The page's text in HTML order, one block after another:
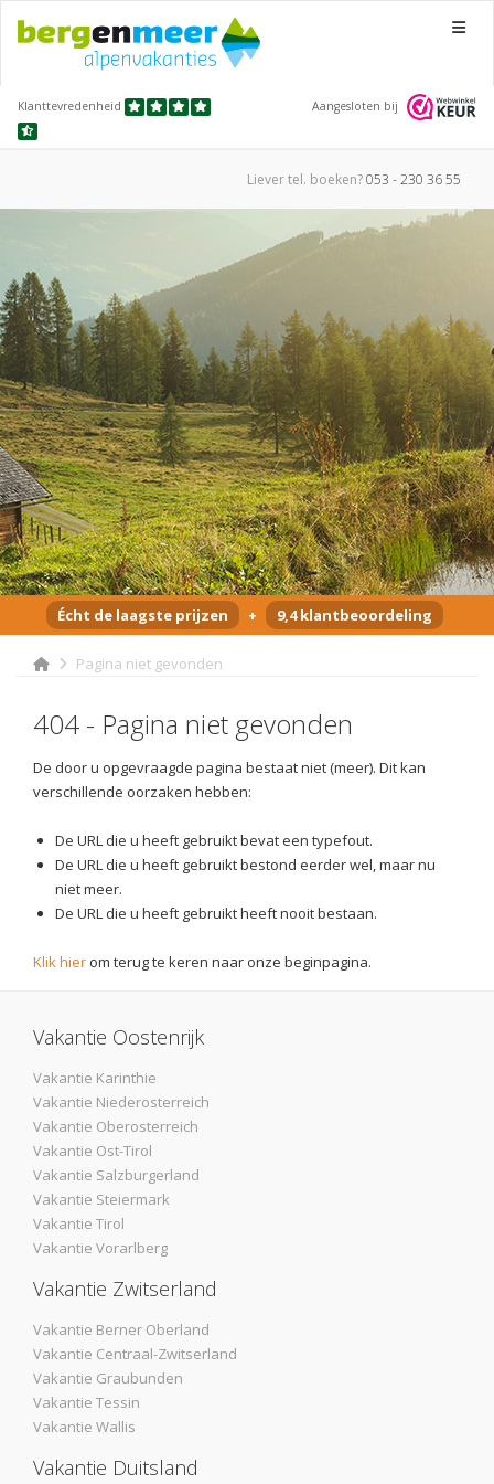
Menu
Klanttevredenheid Aangesloten bij
Liever tel. boeken?053 - 230 36 55
Écht de laagste prijzen + 9,4 klantbeoordeling
Pagina niet gevonden
404 - Pagina niet gevonden
De door u opgevraagde pagina bestaat niet (meer). Dit kan
verschillende oorzaken hebben:
De URL die u heeft gebruikt bevat een typefout.
De URL die u heeft gebruikt bestond eerder wel, maar nu
niet meer.
De URL die u heeft gebruikt heeft nooit bestaan.
Klik hier om terug te keren naar onze beginpagina.
Vakantie Oostenrijk
Vakantie Karinthie
Vakantie Niederosterreich
Vakantie Oberosterreich
Vakantie Ost-Tirol
Vakantie Salzburgerland
Vakantie Steiermark
Vakantie Tirol
Vakantie Vorarlberg
Vakantie Zwitserland
Vakantie Berner Oberland
Vakantie Centraal-Zwitserland
Vakantie Graubunden
Vakantie Tessin
Vakantie Wallis
Vakantie Duitsland